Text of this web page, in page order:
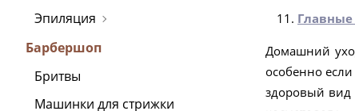
Эпиляция
Барбершоп
Бритвы
Машинки для стрижки
Домашний
особенно
здоровый вид